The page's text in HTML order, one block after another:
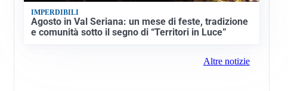
IMPERDIBILI
Agosto in Val Seriana: un mese di feste, tradizione
e comunità sotto il segno di “Territori in Luce”
Altre notizie